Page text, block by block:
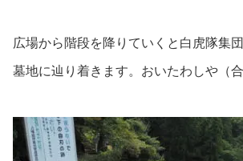
広場から階段を降りていくと白虎隊集
墓地に辿り着きます。おいたわしや（合